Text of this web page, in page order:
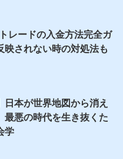
レードの入金方法完全ガ
映されない時の対処法も
日本が世界地図から消え
悪の時代を生き抜くた
学